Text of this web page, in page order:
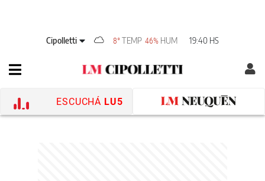
Cipolletti 8° TEMP 46% HUM 19:40 HS
ESCUCHÁ LU5